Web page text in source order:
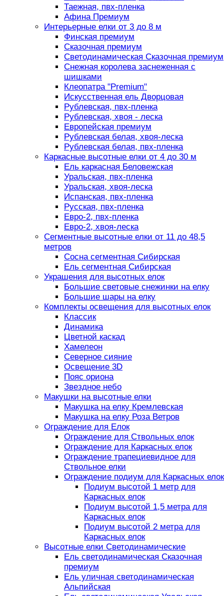
Таежная, пвх-пленка
Афина Премиум
Интерьерные елки от 3 до 8 м
Финская премиум
Сказочная премиум
Светодинамическая Сказочная премиум
Снежная королева заснеженная с
шишками
Клеопатра "Premium"
Искусственная ель Дворцовая
Рублевская, пвх-пленка
Рублевская, хвоя - леска
Европейская премиум
Рублевская белая, хвоя-леска
Рублевская белая, пвх-пленка
Каркасные высотные елки от 4 до 30 м
Ель каркасная Беловежская
Уральская, пвх-пленка
Уральская, хвоя-леска
Испанская, пвх-пленка
Русская, пвх-пленка
Евро-2, пвх-пленка
Евро-2, хвоя-леска
Сегментные высотные елки от 11 до 48,5
метров
Сосна сегментная Сибирская
Ель сегментная Сибирская
Украшения для высотных елок
Большие световые снежинки на елку
Большие шары на елку
Комплекты освещения для высотных елок
Классик
Динамика
Цветной каскад
Хамелеон
Северное сияние
Освещение 3D
Пояс ориона
Звездное небо
Макушки на высотные елки
Макушка на елку Кремлевская
Макушка на елку Роза Ветров
Ограждение для Елок
Ограждение для Ствольных елок
Ограждение для Каркасных елок
Ограждение трапециевидное для
Ствольное елки
Ограждение подиум для Каркасных елок
Подиум высотой 1 метр для
Каркасных елок
Подиум высотой 1,5 метра для
Каркасных елок
Подиум высотой 2 метра для
Каркасных елок
Высотные елки Светодинамические
Ель светодинамическая Сказочная
премиум
Ель уличная светодинамическая
Альпийская